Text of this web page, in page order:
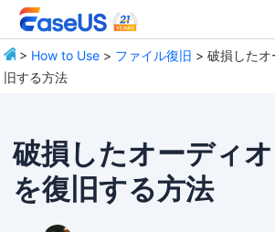
> How to Use > ファイル復旧 > 破損した
旧する方法
破損したオーディ
を復旧する方法